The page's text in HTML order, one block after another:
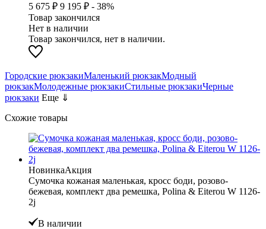
5 675 ₽ 9 195 ₽ - 38%
Товар закончился
Нет в наличии
Товар закончился, нет в наличии.
Городские рюкзакиМаленький рюкзакМодный
рюкзакМолодежные рюкзакиСтильные рюкзакиЧерные
рюкзаки Еще ⇓
Схожие товары
НовинкаАкция
Сумочка кожаная маленькая, кросс боди, розово-
бежевая, комплект два ремешка, Polina & Eiterou W 1126-
2j
В наличии